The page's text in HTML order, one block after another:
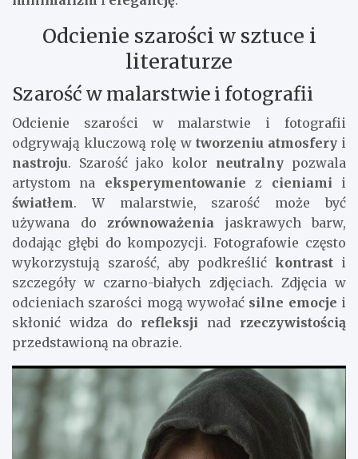
Odcienie szarości w sztuce i
literaturze
Szarość w malarstwie i fotografii
Odcienie szarości w malarstwie i fotografii
odgrywają kluczową rolę w tworzeniu atmosferyi
nastroju. Szarość jako kolor neutralny pozwala
artystom na eksperymentowanie z cieniami i
światłem. W malarstwie, szarość może być
używana do zrównoważenia jaskrawych barw,
dodając głębi do kompozycji. Fotografowie często
wykorzystują szarość, aby podkreślić kontrast i
szczegóły w czarno-białych zdjęciach. Zdjęcia w
odcieniach szarości mogą wywołać silne emocje i
skłonić widza do refleksji nad rzeczywistością
przedstawioną na obrazie.